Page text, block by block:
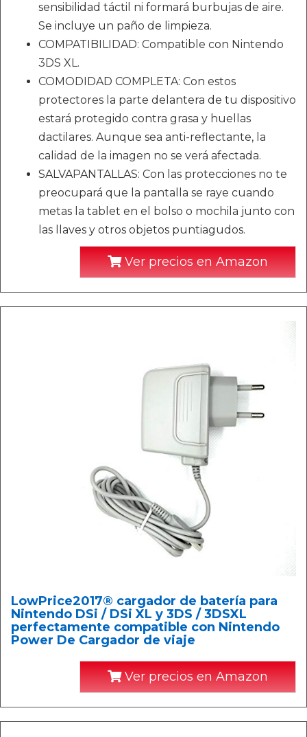
sensibilidad táctil ni formará burbujas de aire.
Se incluye un paño de limpieza.
COMPATIBILIDAD: Compatible con Nintendo
3DS XL.
COMODIDAD COMPLETA: Con estos
protectores la parte delantera de tu dispositivo
estará protegido contra grasa y huellas
dactilares. Aunque sea anti-reflectante, la
calidad de la imagen no se verá afectada.
SALVAPANTALLAS: Con las protecciones no te
preocupará que la pantalla se raye cuando
metas la tablet en el bolso o mochila junto con
las llaves y otros objetos puntiagudos.
Ver precios en Amazon
LowPrice2017® cargador de batería para
Nintendo DSi / DSi XL y 3DS / 3DSXL
perfectamente compatible con Nintendo
Power De Cargador de viaje
Ver precios en Amazon